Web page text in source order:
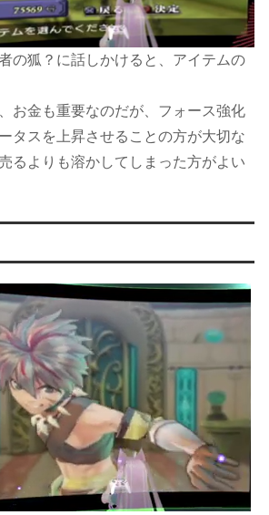
の狐？に話しかけると、アイテムの
お金も重要なのだが、フォース強化
タスを上昇させることの方が大切な
るよりも溶かしてしまった方がよい